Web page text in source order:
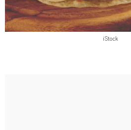
iStock